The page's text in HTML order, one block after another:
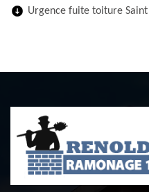
Urgence fuite toiture Saint